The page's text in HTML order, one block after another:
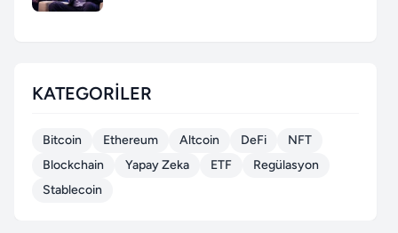
KATEGORILER
Bitcoin Ethereum Altcoin DeFi
NFT
Blockchain
Yapay Zeka ETF
Regülasyon
Stablecoin